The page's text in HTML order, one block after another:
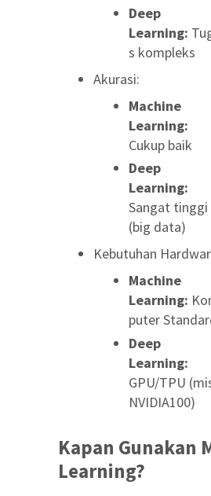
Deep
Learning:
s kompleks
Akurasi:
Machine
Learning:
Cukup baik
Deep
Learning:
Sangat tinggi
(big data)
Kebutuhan
Machine
Learning:
puter
Deep
Learning:
GPU/TPU
NVIDIA100)
Kapan Gunakan
Learning?